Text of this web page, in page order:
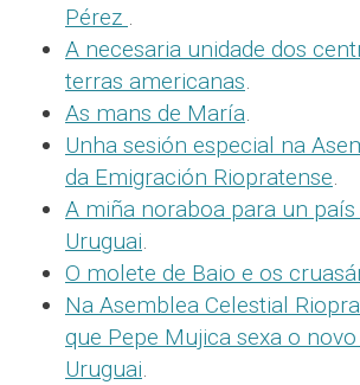
Pérez .
A necesaria unidade dos
terras americanas.
As mans de María.
Unha sesión especial na
da Emigración Riopratense.
A miña noraboa para un país
Uruguai.
O molete de Baio e os
Na Asemblea Celestial
que Pepe Mujica sexa o
Uruguai.